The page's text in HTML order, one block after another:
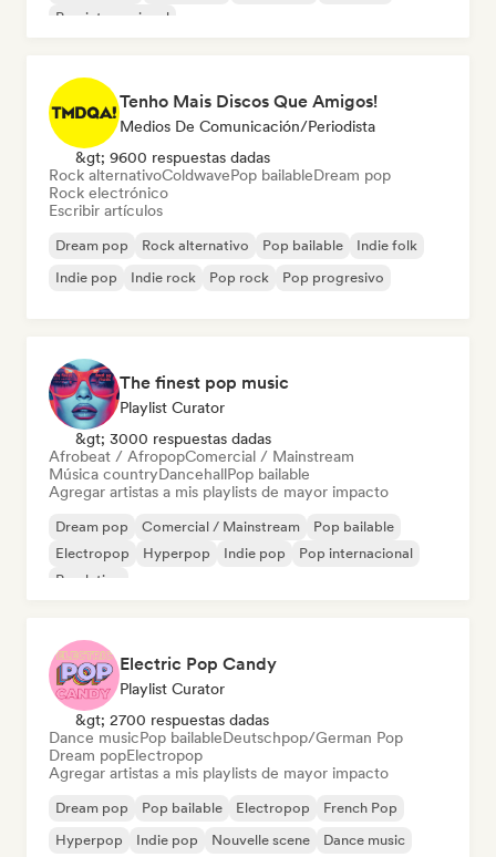
Pop internacional
Tenho Mais Discos Que Amigos!
Medios De Comunicación/Periodista
&gt; 9600 respuestas dadas
Rock alternativoColdwavePop bailableDream pop
Rock electrónico
Escribir artículos
Dream pop Rock alternativo Pop bailable
Indie folk
Indie pop
Indie rock Pop rock Pop progresivo
The finest pop music
Playlist Curator
&gt; 3000 respuestas dadas
Afrobeat / AfropopComercial / Mainstream
Música countryDancehallPop bailable
Agregar artistas a mis playlists de mayor impacto
Dream pop Comercial / Mainstream
Pop bailable
Electropop
Hyperpop Indie pop
Pop internacional
Pop latino
Electric Pop Candy
Playlist Curator
&gt; 2700 respuestas dadas
Dance musicPop bailableDeutschpop/German Pop
Dream popElectropop
Agregar artistas a mis playlists de mayor impacto
Dream pop Pop bailable Electropop
French Pop
Hyperpop
Indie pop Nouvelle scene Dance music